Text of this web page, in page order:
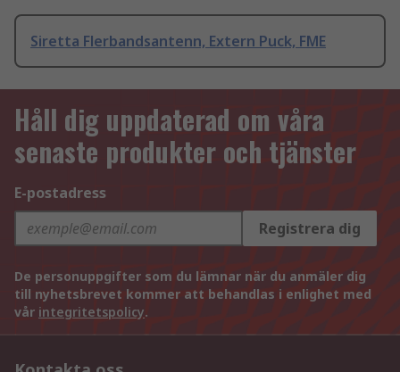
Siretta Flerbandsantenn, Extern Puck, FME
Håll dig uppdaterad om våra
senaste produkter och tjänster
E-postadress
Registrera dig
De personuppgifter som du lämnar när du anmäler dig
till nyhetsbrevet kommer att behandlas i enlighet med
vår integritetspolicy.